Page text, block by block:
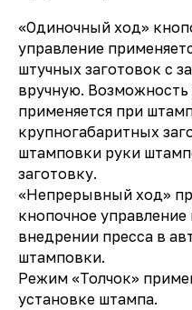
«Одиночный ход»
управление
штучных заготовок с
вручную. Возможность
применяется при
крупногабаритных
штамповки руки
заготовку.
«Непрерывный ход»
кнопочное
внедрении пресса в
штамповки.
Режим «Толчок»
установке штампа.